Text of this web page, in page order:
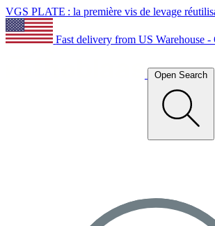
VGS PLATE : la première vis de levage
Fast delivery from US Warehouse -
Open Search